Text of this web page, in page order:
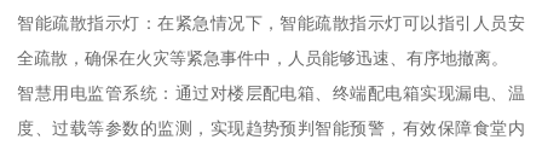
智能疏散指示灯：在紧急情况下，智能疏散指示灯可以指引人员安
全疏散，确保在火灾等紧急事件中，人员能够迅速、有序地撤离。
智慧用电监管系统：通过对楼层配电箱、终端配电箱实现漏电、温
度、过载等参数的监测，实现趋势预判智能预警，有效保障食堂内